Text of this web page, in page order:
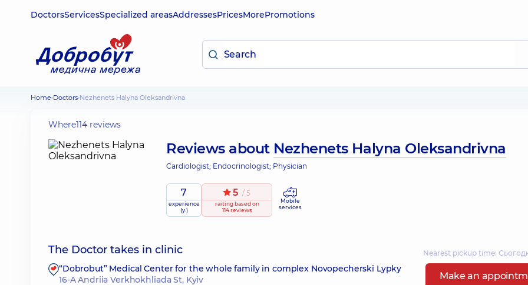
DoctorsServicesSpecialized areasAddressesPricesMorePromotions
Home Doctors Nezhenets Halyna Oleksandrivna
Where114 reviews
Reviews about Nezhenets Halyna Oleksandrivna
Cardiologist; Endocrinologist; Physician
7
experience
(y.)
5 / 5
raitingbased on
114 reviews
Mobile
services
The Doctor takes in clinic Nearest pickup time:
“Dobrobut” Medical Center for the whole family in complex Novopecherski Lypky
16-A Andriia Verkhokhliada St, Kyiv
Make an